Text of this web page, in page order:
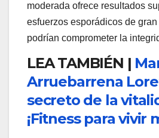
moderada ofrece resultados
esfuerzos esporádicos de
podrían comprometer la
LEA TAMBIÉN |
Arruebarrena
secreto de la
¡Fitness para vivir